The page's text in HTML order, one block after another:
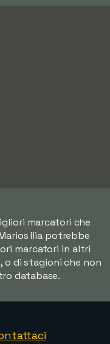
marcatori che
Ilia potrebbe
marcatori in altri
di stagioni che non
database.